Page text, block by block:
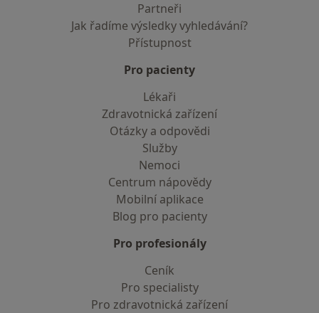
Partneři
Jak řadíme výsledky vyhledávání?
Přístupnost
Pro pacienty
Lékaři
Zdravotnická zařízení
Otázky a odpovědi
Služby
Nemoci
Centrum nápovědy
Mobilní aplikace
Blog pro pacienty
Pro profesionály
Ceník
Pro specialisty
Pro zdravotnická zařízení